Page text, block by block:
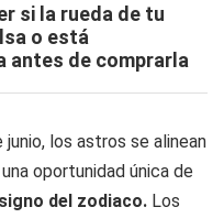
si la rueda de tu
o está
antes de comprarla
los astros se alinean
oportunidad única de
signo del zodiaco. Los